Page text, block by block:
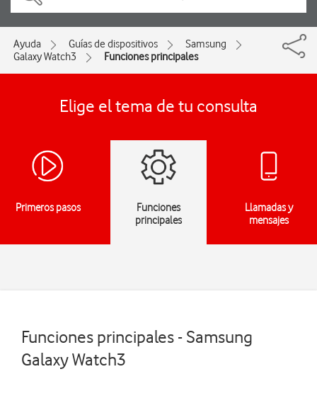
Ayuda Guías de dispositivos
Samsung
Galaxy Watch3
Funciones principales
Elige el tema de tu consulta
Primeros pasos
Funciones
principales
Llamadas y
mensajes
Funciones principales - Samsung
Galaxy Watch3